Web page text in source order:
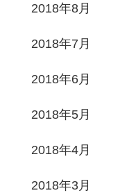
2018年8月
2018年7月
2018年6月
2018年5月
2018年4月
2018年3月